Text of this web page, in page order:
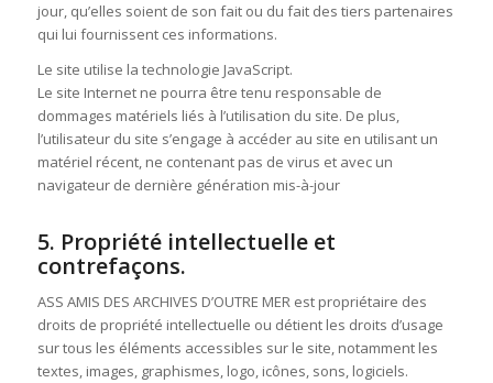
jour, qu’elles soient de son fait ou du fait des tiers partenaires
qui lui fournissent ces informations.
Le site utilise la technologie JavaScript.
Le site Internet ne pourra être tenu responsable de
dommages matériels liés à l’utilisation du site. De plus,
l’utilisateur du site s’engage à accéder au site en utilisant un
matériel récent, ne contenant pas de virus et avec un
navigateur de dernière génération mis-à-jour
5. Propriété intellectuelle et
contrefaçons.
ASS AMIS DES ARCHIVES D’OUTRE MER est propriétaire des
droits de propriété intellectuelle ou détient les droits d’usage
sur tous les éléments accessibles sur le site, notamment les
textes, images, graphismes, logo, icônes, sons, logiciels.